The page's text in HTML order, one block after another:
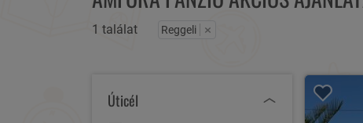
1 találat Reggeli ×
Úticél